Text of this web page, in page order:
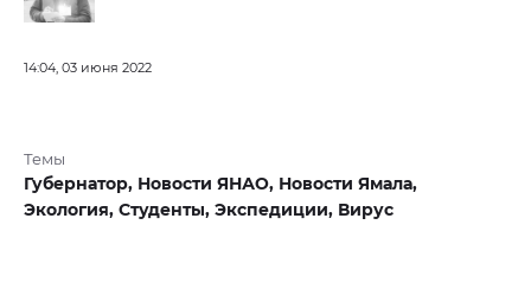
14:04, 03 июня 2022
Темы
Губернатор, Новости ЯНАО, Новости Ямала,
Экология, Студенты, Экспедиции, Вирус